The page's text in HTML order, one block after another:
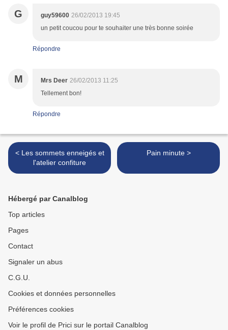
G guy59600 26/02/2013 19:45
un petit coucou pour te souhaiter une très bonne soirée
Répondre
M Mrs Deer 26/02/2013 11:25
Tellement bon!
Répondre
< Les sommets enneigés et
l'atelier confiture
Pain minute >
Hébergé par Canalblog
Top articles
Pages
Contact
Signaler un abus
C.G.U.
Cookies et données personnelles
Préférences cookies
Voir le profil de Prici sur le portail Canalblog